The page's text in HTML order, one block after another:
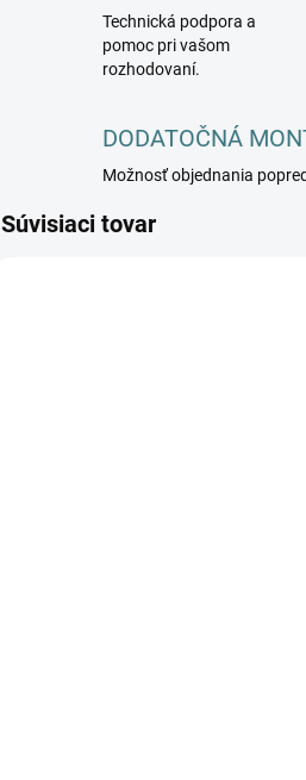
Technická podpora a
pomoc pri vašom
rozhodovaní.
DODATOČNÁ
Možnosť objednania
Súvisiaci tovar